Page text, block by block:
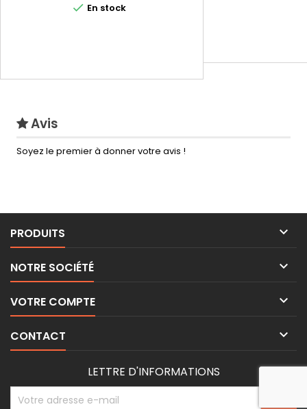
 En stock
Avis
Soyez le premier à donner votre avis !
PRODUITS 
NOTRE SOCIÉTÉ 
VOTRE COMPTE 
CONTACT 
LETTRE D'INFORMATIONS